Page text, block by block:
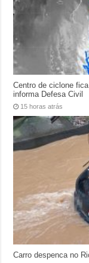
Centro de ciclone
informa Defesa Civil
15 horas atrás
Carro despenca no